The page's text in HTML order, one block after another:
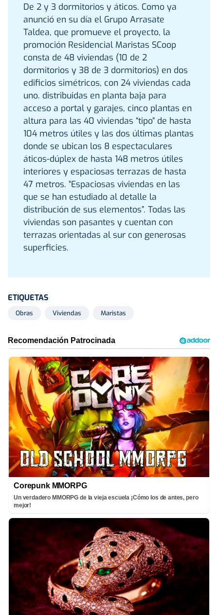
De 2 y 3 dormitorios y áticos. Como ya
anunció en su día el Grupo Arrasate
Taldea, que promueve el proyecto, la
promoción Residencial Maristas SCoop
consta de 48 viviendas (10 de 2
dormitorios y 38 de 3 dormitorios) en dos
edificios simétricos, con 24 viviendas cada
uno. distribuidas en planta baja para
acceso a portal y garajes, cinco plantas en
altura para las 40 viviendas “tipo” de hasta
104 metros útiles y las dos últimas plantas
donde se ubican los 8 espectaculares
áticos-dúplex de hasta 148 metros útiles
interiores y espaciosas terrazas de hasta
47 metros. “Espaciosas viviendas en las
que se han estudiado al detalle la
distribución de sus elementos”. Todas las
viviendas son pasantes y cuentan con
terrazas orientadas al sur con generosas
superficies.
ETIQUETAS
Obras Viviendas Maristas
Corepunk MMORPG
Un verdadero MMORPG de la vieja escuela ¡Cómo los de antes, pero
mejor!